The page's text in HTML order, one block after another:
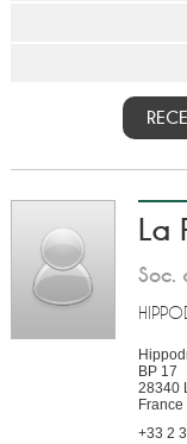
La
Soc.
BP 17
28340
France
+33 2